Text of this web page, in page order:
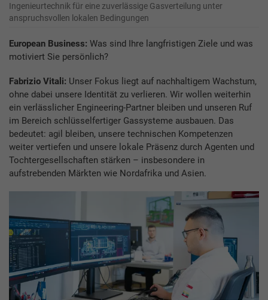
Ingenieurtechnik für eine zuverlässige Gasverteilung unter
anspruchsvollen lokalen Bedingungen
European Business: Was sind Ihre langfristigen Ziele und was
motiviert Sie persönlich?
Fabrizio Vitali: Unser Fokus liegt auf nachhaltigem Wachstum,
ohne dabei unsere Identität zu verlieren. Wir wollen weiterhin
ein verlässlicher Engineering-Partner bleiben und unseren Ruf
im Bereich schlüsselfertiger Gassysteme ausbauen. Das
bedeutet: agil bleiben, unsere technischen Kompetenzen
weiter vertiefen und unsere lokale Präsenz durch Agenten und
Tochtergesellschaften stärken – insbesondere in
aufstrebenden Märkten wie Nordafrika und Asien.